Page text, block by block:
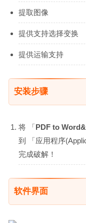
提取图像
提供支持选择变换
提供运输支持
安装步骤
将 「PDF to
到 「应用程序
完成破解！
软件界面